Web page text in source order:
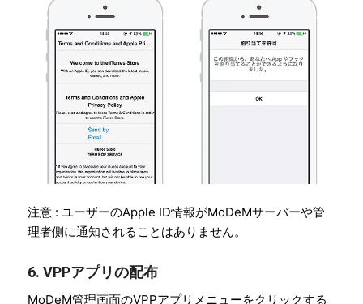
注意 : ユーザーのApple ID情報がMoDeMサーバーや管
理者側に通知されることはありません。
6. VPPアプリの配布
MoDeM管理画面のVPPアプリメニューをクリックする